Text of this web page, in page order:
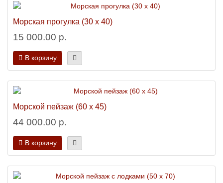
Морская прогулка (30 х 40)
15 000.00 р.
В корзину
Морской пейзаж (60 х 45)
44 000.00 р.
В корзину